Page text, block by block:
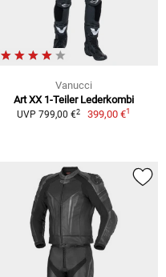
Vanucci
Art XX 1-Teiler Lederkombi
UVP 799,00 €2 399,00 €1